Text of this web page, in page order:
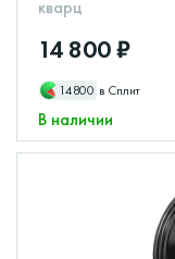
кварц
14 800 ₽
14800 в Сплит
В наличии